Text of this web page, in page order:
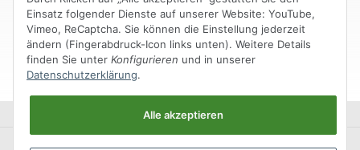
Einsatz folgender Dienste auf unserer Website: YouTube,
Vimeo, ReCaptcha. Sie können die Einstellung jederzeit
ändern (Fingerabdruck-Icon links unten). Weitere Details
finden Sie unter Konfigurieren und in unserer
Datenschutzerklärung.
Alle akzeptieren